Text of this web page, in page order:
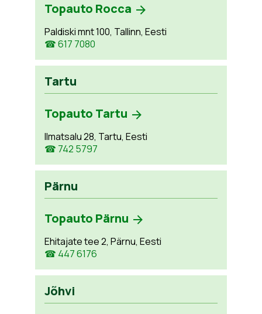
Topauto Rocca
Paldiski mnt 100, Tallinn, Eesti
☎ 617 7080
Tartu
Topauto Tartu
Ilmatsalu 28, Tartu, Eesti
☎ 742 5797
Pärnu
Topauto Pärnu
Ehitajate tee 2, Pärnu, Eesti
☎ 447 6176
Jõhvi